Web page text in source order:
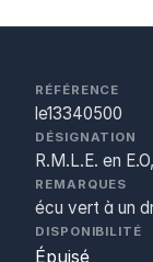
RÉFÉRENCE
le13340500
DÉSIGNATION
R.M.L.E. en
REMARQUES
écu vert à un
DISPONIBILITÉ
Épuisé